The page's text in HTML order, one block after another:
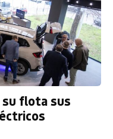
su flota sus